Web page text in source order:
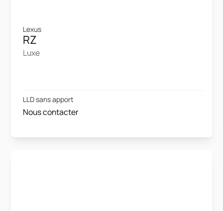
Lexus
RZ
Luxe
LLD sans apport
Nous contacter